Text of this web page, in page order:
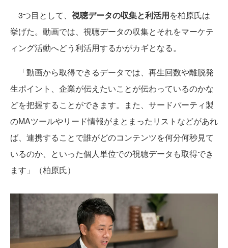
3つ目として、 視聴データの収集と利活用を柏原氏は
挙げた。動画では、視聴データの収集とそれをマーケテ
ィング活動へどう利活用するかがカギとなる。
「動画から取得できるデータでは、再生回数や離脱発
生ポイント、企業が伝えたいことが伝わっているのかな
どを把握することができます。また、サードパーティ製
のMAツールやリード情報がまとまったリストなどがあれ
ば、連携することで誰がどのコンテンツを何分何秒見て
いるのか、といった個人単位での視聴データも取得でき
ます」（柏原氏）